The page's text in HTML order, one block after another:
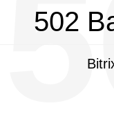
502